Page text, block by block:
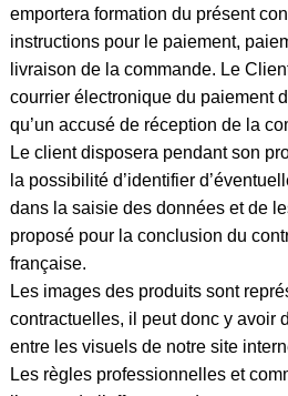
emportera formation du présent
instructions pour le paiement,
livraison de la commande. Le
courrier électronique du paiement
qu’un accusé de réception de la
Le client disposera pendant son
la possibilité d’identifier
dans la saisie des données et de
proposé pour la conclusion du
française.
Les images des produits sont
contractuelles, il peut donc y avoir
entre les visuels de notre site
Les règles professionnelles et